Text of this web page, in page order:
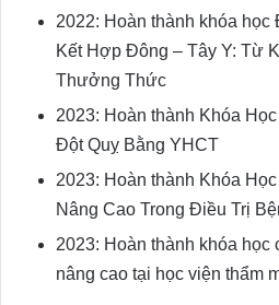
2022: Hoàn thành khóa
Kết Hợp Đông – Tây Y: Từ
Thưởng Thức
2023: Hoàn thành Khóa
Đột Quỵ Bằng YHCT
2023: Hoàn thành Khóa
Nâng Cao Trong Điều Trị
2023: Hoàn thành khóa học
nâng cao tại học viện thẩm